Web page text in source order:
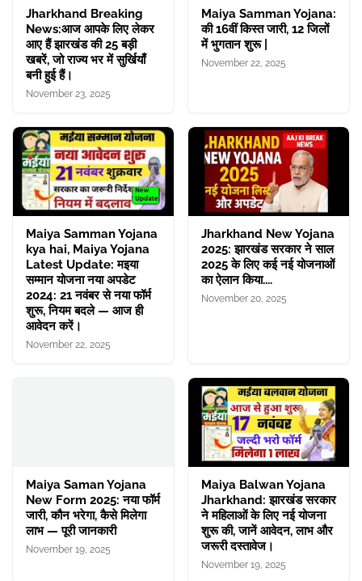
Jharkhand Breaking
News:आज आपके लिए लेकर
आए हैं झारखंड की 25 बड़ी
खबरें, जो राज्य भर में सुर्खियाँ
बनी हुई हैं।
November 23, 2025
Maiya Samman Yojana:
की 16वीं किस्त जारी, 12 जिलों
में भुगतान शुरू |
November 22, 2025
Maiya Samman Yojana
kya hai, Maiya Yojana
Latest Update: मइया
सम्मान योजना नया अपडेट
2024: 21 नवंबर से नया फॉर्म
शुरू, नियम बदले — आज ही
आवेदन करें।
November 22, 2025
Jharkhand New Yojana
2025: झारखंड सरकार ने साल
2025 के लिए कई नई योजनाओं
का ऐलान किया....
November 20, 2025
Maiya Saman Yojana
New Form 2025: नया फॉर्म
जारी, कौन भरेगा, कैसे मिलेगा
लाभ — पूरी जानकारी
November 19, 2025
Maiya Balwan Yojana
Jharkhand: झारखंड सरकार
ने महिलाओं के लिए नई योजना
शुरू की, जानें आवेदन, लाभ और
जरूरी दस्तावेज।
November 19, 2025